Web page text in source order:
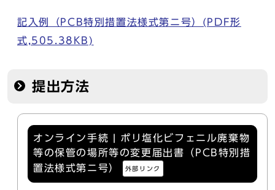
記入例（PCB特別措置法様式第ニ号）(PDF形
式,505.38KB)
提出方法
オンライン手続 | ポリ塩化ビフェニル廃棄物
等の保管の場所等の変更届出書（PCB特別措
置法様式第ニ号）
外部リンク